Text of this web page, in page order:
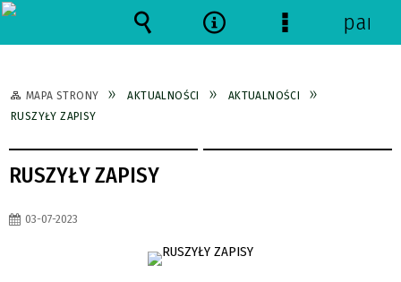
MAPA STRONY AKTUALNOŚCI
AKTUALNOŚCI
RUSZYŁY ZAPISY
RUSZYŁY ZAPISY
03-07-2023
Wyszukiwarka
NarzędziaMenu
panel